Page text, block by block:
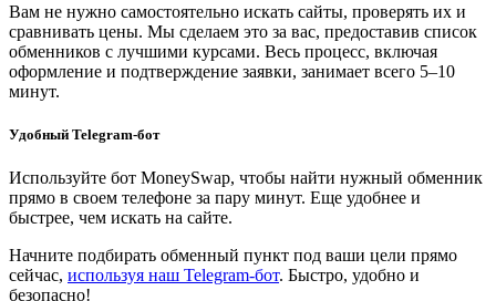
Вам не нужно самостоятельно искать сайты, проверять их и
сравнивать цены. Мы сделаем это за вас, предоставив список
обменников с лучшими курсами. Весь процесс, включая
оформление и подтверждение заявки, занимает всего 5–10
минут.
Удобный Telegram-бот
Используйте бот MoneySwap, чтобы найти нужный обменник
прямо в своем телефоне за пару минут. Еще удобнее и
быстрее, чем искать на сайте.
Начните подбирать обменный пункт под ваши цели прямо
сейчас, используя наш Telegram-бот. Быстро, удобно и
безопасно!